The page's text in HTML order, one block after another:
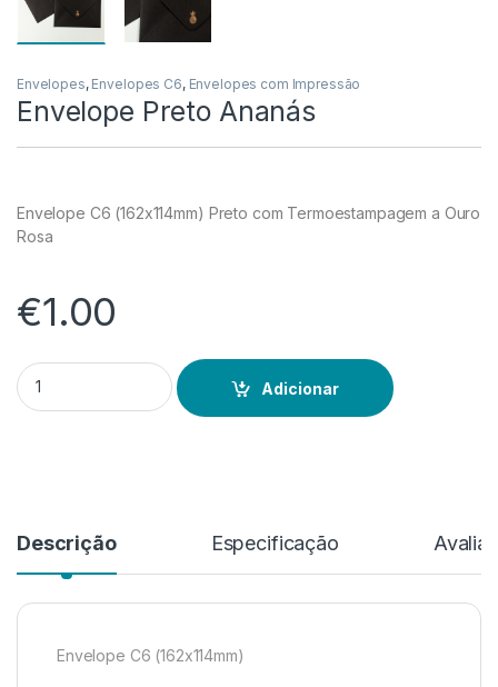
Envelopes, Envelopes C6, Envelopes com Impressão
Envelope Preto Ananás
Envelope C6 (162x114mm) Preto com Termoestampagem a Ouro
Rosa
€1.00
Quantidade de Envelope Preto Ananás
Adicionar
Descrição Especificação
Envelope C6 (162x114mm)